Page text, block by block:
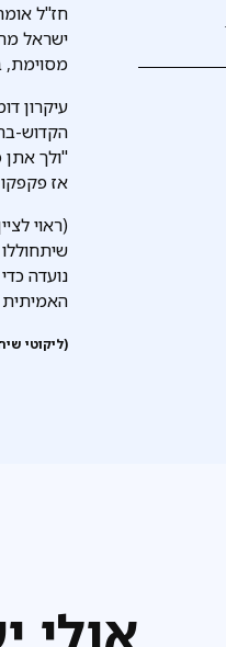
חז"ל
ישראל
מסוימת,
עיקרון
הקדוש-
"ולך
אז
(ראוי
נועדה
(ליקוטי